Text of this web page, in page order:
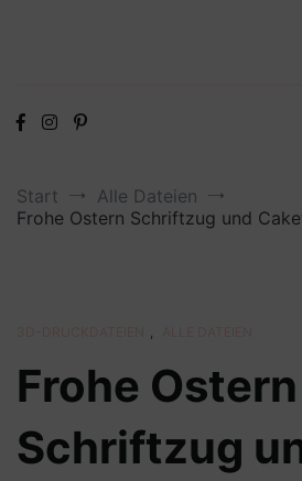
Start
Alle Dateien
Frohe Ostern Schriftzug und
,
Frohe Ostern
Schriftzug